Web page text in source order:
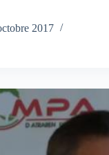
2017